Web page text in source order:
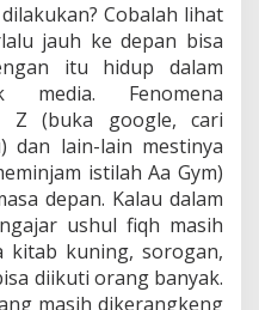
Cobalah lihat
jauh ke depan bisa
itu hidup dalam
media. Fenomena
Z (buka google, cari
dan lain-lain mestinya
istilah Aa Gym)
depan. Kalau dalam
ushul fiqh masih
kitab kuning, sorogan,
diikuti orang banyak.
masih dikerangkeng